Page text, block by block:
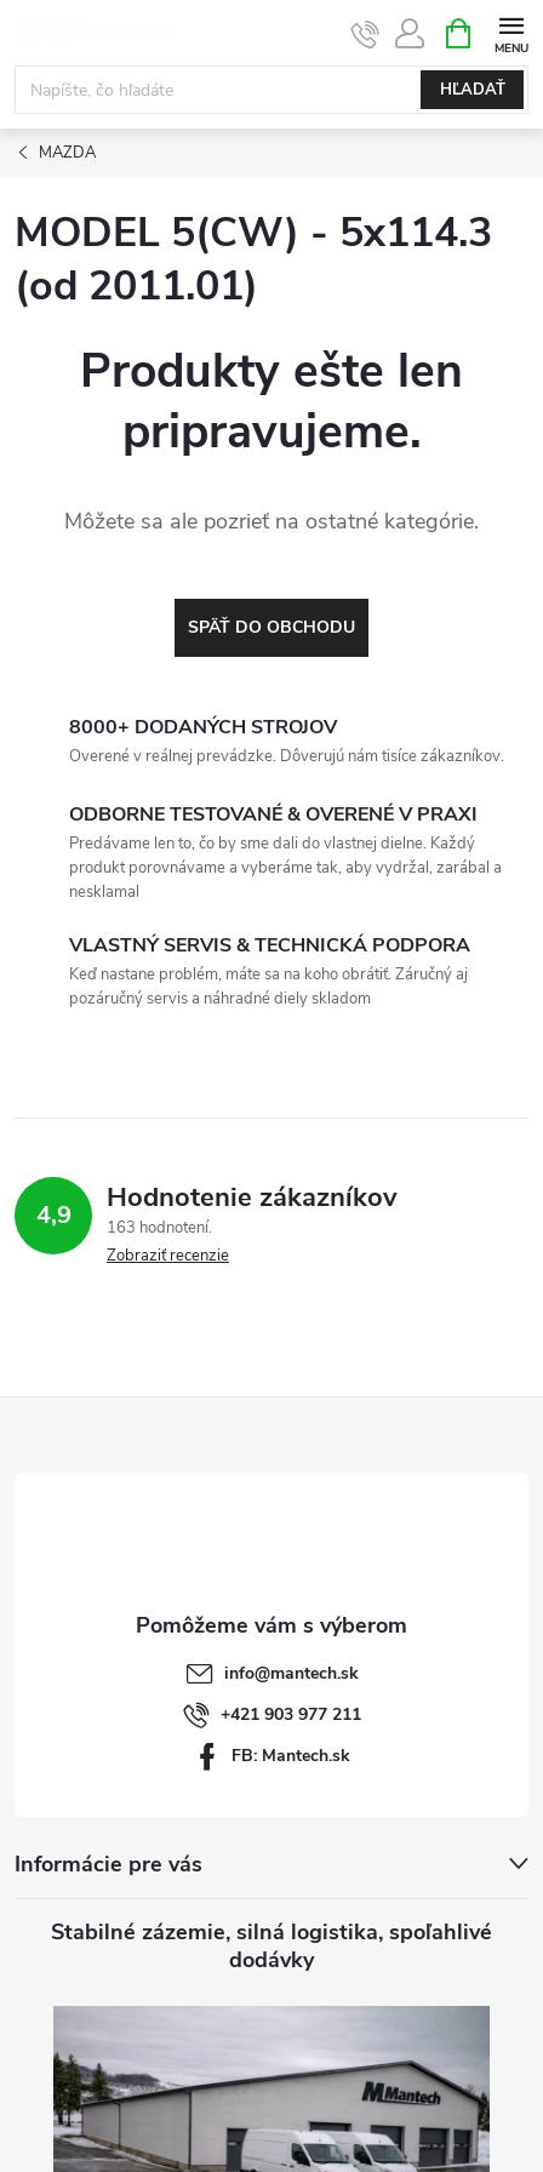
obsah
HĽADAŤ
KOŠÍK
MAZDA
MODEL 5(CW) - 5x114.3
(od 2011.01)
Produkty ešte len
pripravujeme.
Môžete sa ale pozrieť na ostatné kategórie.
SPÄŤ DO OBCHODU
8000+ DODANÝCH STROJOV
Overené v reálnej prevádzke. Dôverujú nám tisíce zákazníkov.
ODBORNE TESTOVANÉ & OVERENÉ V PRAXI
Predávame len to, čo by sme dali do vlastnej dielne. Každý
produkt porovnávame a vyberáme tak, aby vydržal, zarábal a
nesklamal
VLASTNÝ SERVIS & TECHNICKÁ PODPORA
Keď nastane problém, máte sa na koho obrátiť. Záručný aj
pozáručný servis a náhradné diely skladom
4,9 Hodnotenie zákazníkov
163 hodnotení
Zobraziť recenzie
info@mantech.sk
+421 903 977 211
FB: Mantech.sk
Informácie pre vás
Stabilné zázemie, silná logistika, spoľahlivé
dodávky